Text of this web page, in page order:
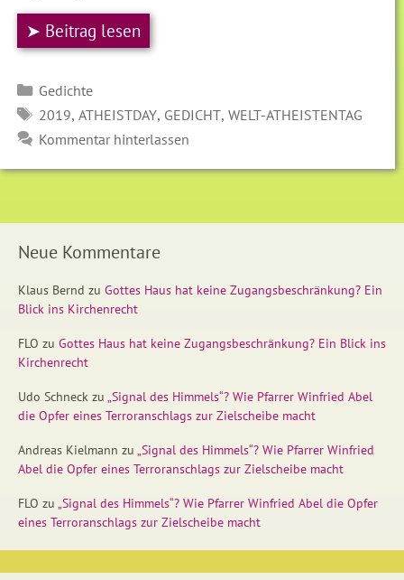
➤ Beitrag lesen
Kategorien
Gedichte
SCHLAGWÖRTER
2019, ATHEISTDAY, GEDICHT, WELT-ATHEISTENTAG
Kommentar hinterlassen
Neue Kommentare
Klaus Bernd zu Gottes Haus hat keine Zugangsbeschränkung? Ein
Blick ins Kirchenrecht
FLO zu Gottes Haus hat keine Zugangsbeschränkung? Ein Blick ins
Kirchenrecht
Udo Schneck zu „Signal des Himmels“? Wie Pfarrer Winfried Abel
die Opfer eines Terroranschlags zur Zielscheibe macht
Andreas Kielmann zu „Signal des Himmels“? Wie Pfarrer Winfried
Abel die Opfer eines Terroranschlags zur Zielscheibe macht
FLO zu „Signal des Himmels“? Wie Pfarrer Winfried Abel die Opfer
eines Terroranschlags zur Zielscheibe macht